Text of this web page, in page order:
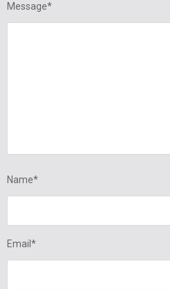
Message*
Name*
Email *